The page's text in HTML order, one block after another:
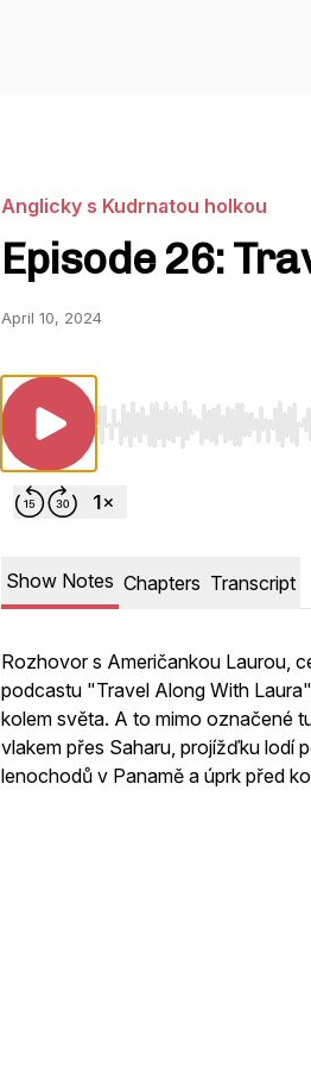
Anglicky s Kudrnatou holkou
Episode 26:
April 10, 2024
Use Left/Right to seek,
Show Notes Chapters Transcript
Rozhovor s Američankou Laurou,
podcastu "Travel Along With
kolem světa. A to mimo označené
vlakem přes Saharu, projížďku lodí
lenochodů v Panamě a úprk před